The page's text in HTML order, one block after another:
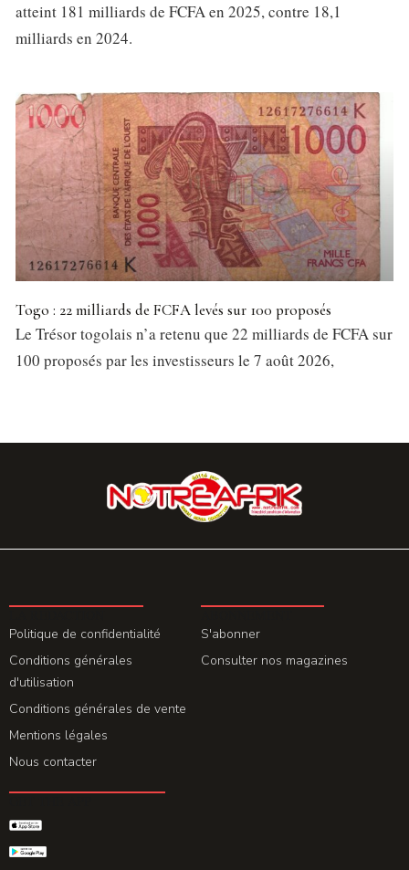
atteint 181 milliards de FCFA en 2025, contre 18,1
milliards en 2024.
Togo : 22 milliards de FCFA levés sur 100 proposés
Le Trésor togolais n’a retenu que 22 milliards de FCFA sur
100 proposés par les investisseurs le 7 août 2026,
Politique de confidentialité
Conditions générales
d'utilisation
Conditions générales de vente
Mentions légales
Nous contacter
S'abonner
Consulter nos magazines